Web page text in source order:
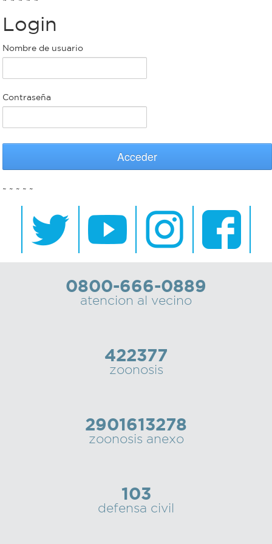
Bromatología
Rentas
Municipal
bondi
Recorrido
colectivos
Recarga
Personal
municipal
Login
Nombre de usuario
Contraseña
Acceder
~ ~ ~ ~ ~
0800-666-0889
atencion al vecino
422377
zoonosis
2901613278
zoonosis anexo
103
defensa civil